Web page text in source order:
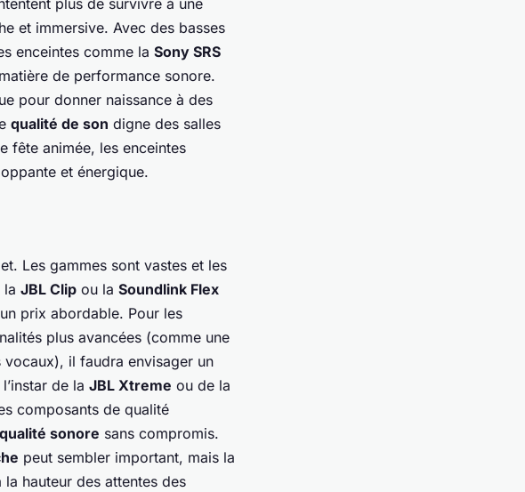
plus de survivre à une
et immersive. Avec des basses
enceintes comme la Sony SRS
de performance sonore.
pour donner naissance à des
qualité de son digne des salles
fête animée, les enceintes
et énergique.
Les gammes sont vastes et les
la JBL Clip ou la Soundlink Flex
prix abordable. Pour les
plus avancées (comme une
vocaux), il faudra envisager un
de la JBL Xtreme ou de la
composants de qualité
qualité sonore sans compromis.
peut sembler important, mais la
hauteur des attentes des